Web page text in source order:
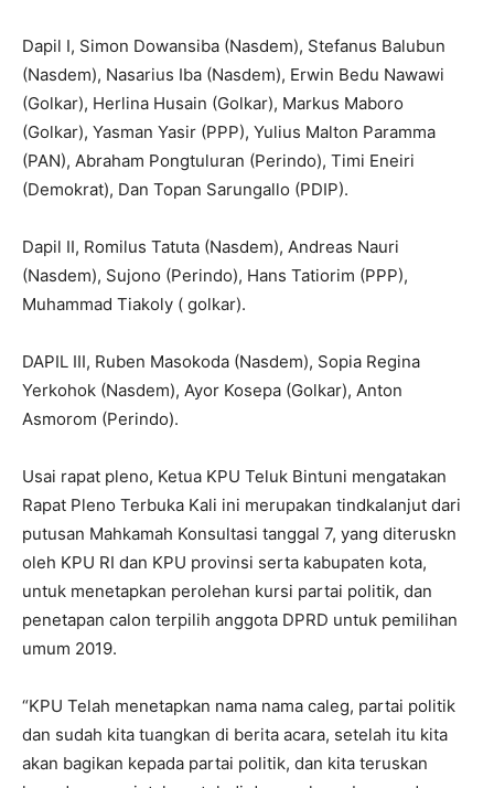
Dapil I, Simon Dowansiba (Nasdem), Stefanus Balubun
(Nasdem), Nasarius Iba (Nasdem), Erwin Bedu Nawawi
(Golkar), Herlina Husain (Golkar), Markus Maboro
(Golkar), Yasman Yasir (PPP), Yulius Malton Paramma
(PAN), Abraham Pongtuluran (Perindo), Timi Eneiri
(Demokrat), Dan Topan Sarungallo (PDIP).
Dapil II, Romilus Tatuta (Nasdem), Andreas Nauri
(Nasdem), Sujono (Perindo), Hans Tatiorim (PPP),
Muhammad Tiakoly ( golkar).
DAPIL III, Ruben Masokoda (Nasdem), Sopia Regina
Yerkohok (Nasdem), Ayor Kosepa (Golkar), Anton
Asmorom (Perindo).
Usai rapat pleno, Ketua KPU Teluk Bintuni mengatakan
Rapat Pleno Terbuka Kali ini merupakan tindkalanjut dari
putusan Mahkamah Konsultasi tanggal 7, yang diteruskn
oleh KPU RI dan KPU provinsi serta kabupaten kota,
untuk menetapkan perolehan kursi partai politik, dan
penetapan calon terpilih anggota DPRD untuk pemilihan
umum 2019.
“KPU Telah menetapkan nama nama caleg, partai politik
dan sudah kita tuangkan di berita acara, setelah itu kita
akan bagikan kepada partai politik, dan kita teruskan